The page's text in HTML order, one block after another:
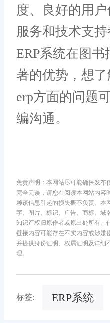
度、良好的用
服务和技术支
ERP系统在图
著的优势，想
erp方面的问题
编沟通。
免责声明：本网站尽可能确保发布
完全无误，请您在阅读本网站内容
赖该信息引起的损失概不负责。本
字、图片、标识、广告、商标、域
知识产权归原作者或原出处所有。
链接内容可能存在不实内容或涉嫌
并提供身份证明、权属证明及详细
理。
标签: ERP系统